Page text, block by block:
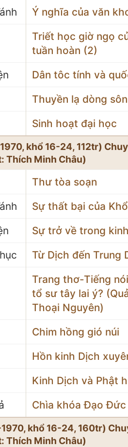
Ý nghĩa của văn
Triết học giờ ngọ
tuần hoàn (2)
Dân tôc tính và
Thuyền lạ dòng
Sinh hoạt đại học
khổ 16-24, 112tr)
Thích Minh Châu)
Thư tòa soạn
Sự thất bại của
Sự trở về trong
Từ Dịch đến Trung
Trang thơ-Tiếng
tổ sư tây lai ý?
Thoại Nguyên)
Chim hồng gió núi
Hồn kinh Dịch
Kinh Dịch và Phật
Chìa khóa Đạo
khổ 16-24, 160tr)
Thích Minh Châu)